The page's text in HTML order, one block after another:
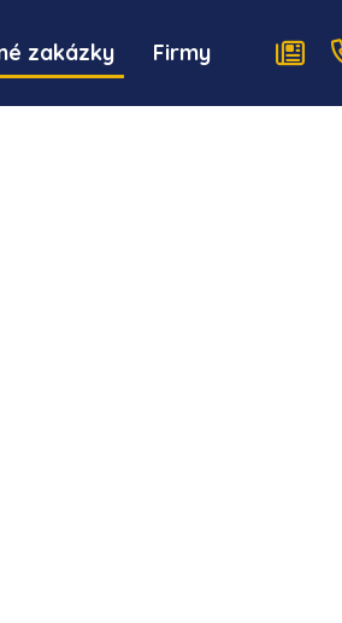
zakázky Firmy